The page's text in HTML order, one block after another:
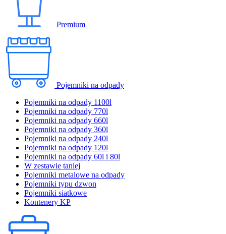
Premium
Pojemniki na odpady
Pojemniki na odpady 1100l
Pojemniki na odpady 770l
Pojemniki na odpady 660l
Pojemniki na odpady 360l
Pojemniki na odpady 240l
Pojemniki na odpady 120l
Pojemniki na odpady 60l i 80l
W zestawie taniej
Pojemniki metalowe na odpady
Pojemniki typu dzwon
Pojemniki siatkowe
Kontenery KP